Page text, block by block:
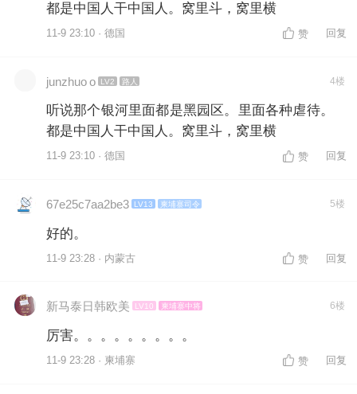
都是中国人干中国人。窝里斗，窝里横
11-9 23:10 · 德国 赞 回复
junzhuo o LV2 路人 4楼
听说那个银河里面都是黑园区。里面各种虐待。
都是中国人干中国人。窝里斗，窝里横
11-9 23:10 · 德国 赞 回复
67e25c7aa2be3 LV13 柬埔寨司令 5楼
好的。
11-9 23:28 · 内蒙古 赞 回复
新马泰日韩欧美 LV10 柬埔寨中将 6楼
厉害。。。。。。。。。
11-9 23:28 · 柬埔寨 赞 回复